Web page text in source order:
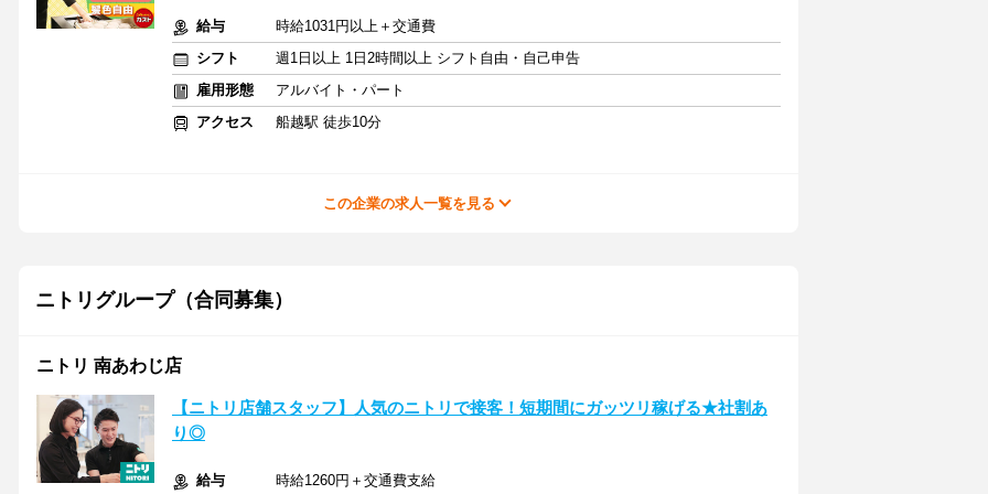
給与
時給1031円以上＋交通費
シフト
週1日以上 1日2時間以上 シフト自由・自己申告
雇用形態
アルバイト・パート
アクセス
船越駅 徒歩10分
この企業の求人一覧を見る
ニトリグループ（合同募集）
ニトリ 南あわじ店
【ニトリ店舗スタッフ】人気のニトリで接客！短期間にガッツリ稼げる★社割あ
り◎
給与 時給1260円＋交通費支給